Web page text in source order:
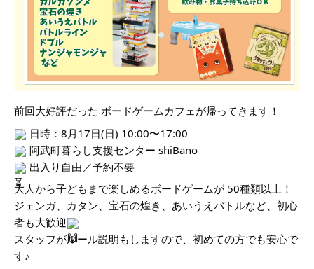
前回大好評だった ボードゲームカフェが帰ってきます！
日時：8月17日(日) 10:00〜17:00
阿武町暮らし支援センター shiBano
出入り自由／予約不要
大人から子どもまで楽しめるボードゲームが 50種類以上！
ジェンガ、カタン、宝石の煌き、あいうえバトルなど、初心
者も大歓迎
スタッフがルール説明もしますので、初めての方でも安心で
す♪